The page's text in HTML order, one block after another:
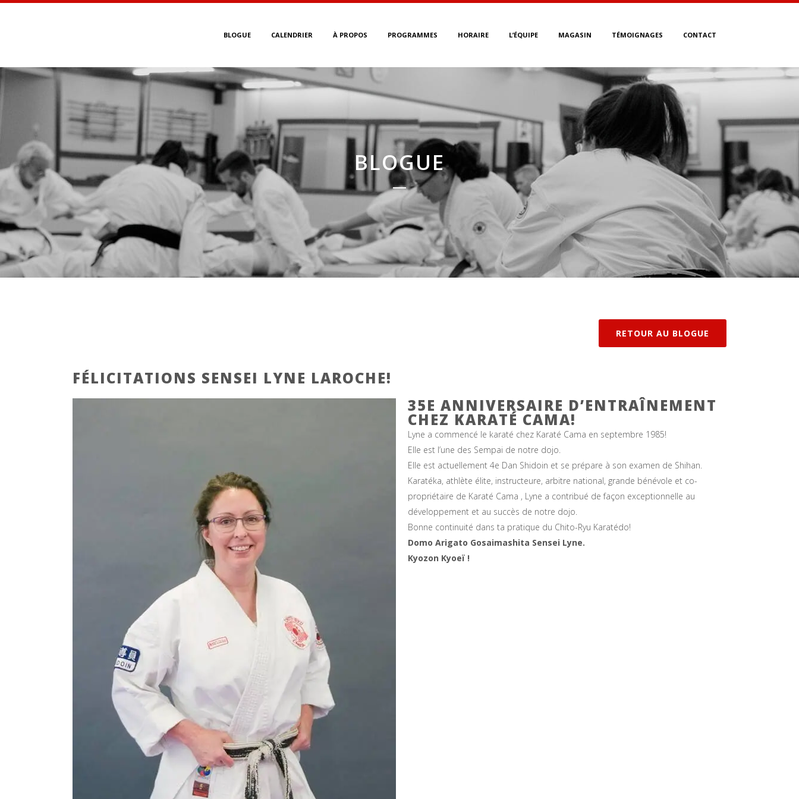
BLOGUE CALENDRIER À PROPOS PROGRAMMES HORAIRE L’ÉQUIPE MAGASIN TÉMOIGNAGES CONTACT
BLOGUE
RETOUR AU BLOGUE
FÉLICITATIONS SENSEI LYNE LAROCHE!
35E ANNIVERSAIRE D’ENTRAÎNEMENT
CHEZ KARATÉ CAMA!
Lyne a commencé le karaté chez Karaté Cama en septembre 1985!
Elle est l’une des Sempai de notre dojo.
Elle est actuellement 4e Dan Shidoin et se prépare à son examen de Shihan.
Karatéka, athlète élite, instructeure, arbitre national, grande bénévole et co-
propriétaire de Karaté Cama , Lyne a contribué de façon exceptionnelle au
développement et au succès de notre dojo.
Bonne continuité dans ta pratique du Chito-Ryu Karatédo!
Domo Arigato Gosaimashita Sensei Lyne.
Kyozon Kyoeï !